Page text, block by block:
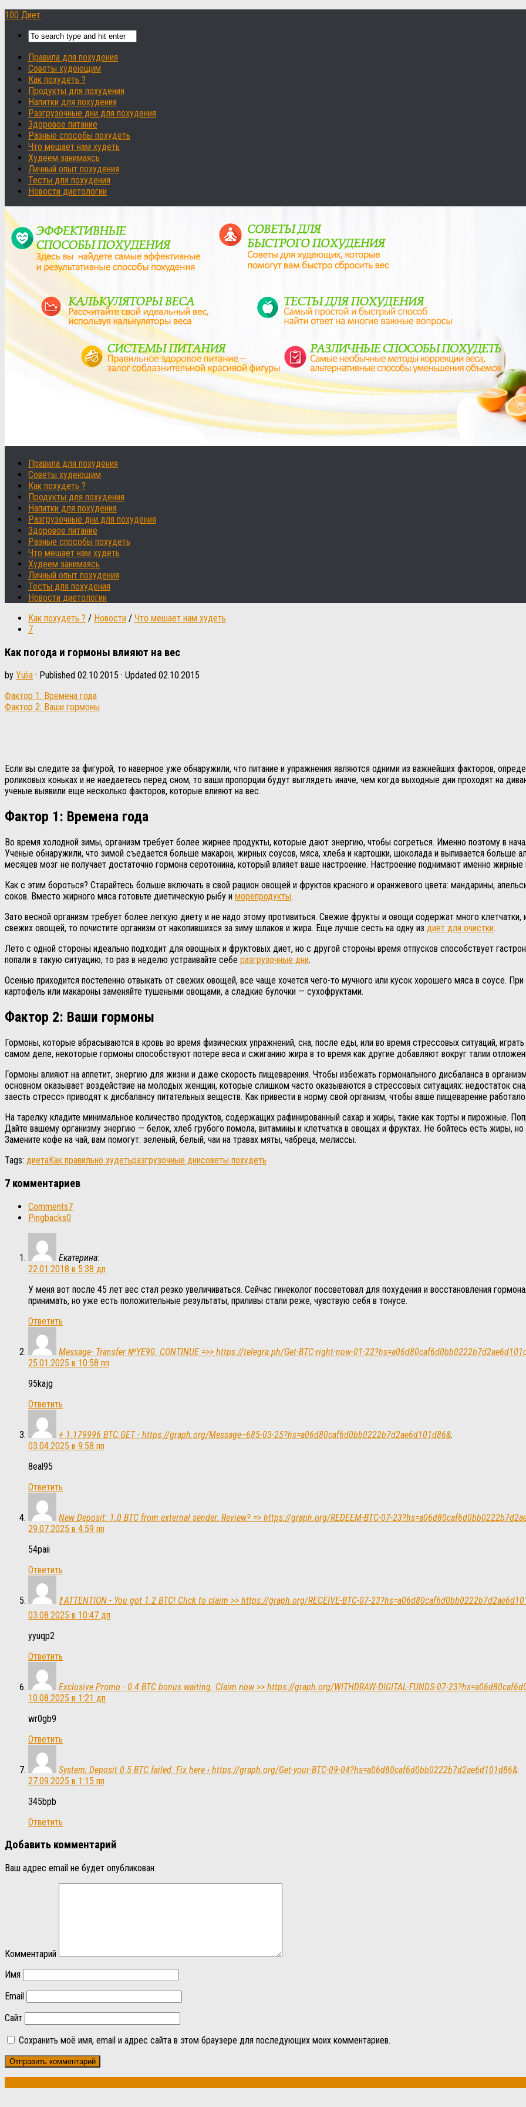
100 Диет
Правила для похудения
Советы худеющим
Как похудеть ?
Продукты для похудения
Напитки для похудения
Разгрузочные дни для похудения
Здоровое питание
Разные способы похудеть
Что мешает нам худеть
Худеем занимаясь
Личный опыт похудения
Тесты для похудения
Новости диетологии
Правила для похудения
Советы худеющим
Как похудеть ?
Продукты для похудения
Напитки для похудения
Разгрузочные дни для похудения
Здоровое питание
Разные способы похудеть
Что мешает нам худеть
Худеем занимаясь
Личный опыт похудения
Тесты для похудения
Новости диетологии
Как похудеть ? / Новости / Что мешает нам худеть
7
Как погода и гормоны влияют на вес
by Yulia · Published 02.10.2015 · Updated 02.10.2015
Фактор 1: Времена года
Фактор 2: Ваши гормоны
Если вы следите за фигурой, то наверное уже обнаружили, что питание и упражнения являются одними из важнейших факторов,
роликовых коньках и не наедаетесь перед сном, то ваши пропорции будут выглядеть иначе, чем когда выходные дни проходят на
ученые выявили еще несколько факторов, которые влияют на вес.
Фактор 1: Времена года
Во время холодной зимы, организм требует более жирнее продукты, которые дают энергию, чтобы согреться. Именно поэтому в
Ученые обнаружили, что зимой съедается больше макарон, жирных соусов, мяса, хлеба и картошки, шоколада и выпивается больше
месяцев мозг не получает достаточно гормона серотонина, который влияет ваше настроение. Настроение поднимают именно жирные
Как с этим бороться? Старайтесь больше включать в свой рацион овощей и фруктов красного и оранжевого цвета: мандарины,
соков. Вместо жирного мяса готовьте диетическую рыбу и морепродукты.
Зато весной организм требует более легкую диету и не надо этому противиться. Свежие фрукты и овощи содержат много
свежих овощей, то почистите организм от накопившихся за зиму шлаков и жира. Еще лучше сесть на одну из диет для очистки.
Лето с одной стороны идеально подходит для овощных и фруктовых диет, но с другой стороны время отпусков способствует
попали в такую ситуацию, то раз в неделю устраивайте себе разгрузочные дни.
Осенью приходится постепенно отвыкать от свежих овощей, все чаще хочется чего-то мучного или кусок хорошего мяса в соусе.
картофель или макароны заменяйте тушеными овощами, а сладкие булочки — сухофруктами.
Фактор 2: Ваши гормоны
Гормоны, которые вбрасываются в кровь во время физических упражнений, сна, после еды, или во время стрессовых ситуаций,
самом деле, некоторые гормоны способствуют потере веса и сжиганию жира в то время как другие добавляют вокруг талии
Гормоны влияют на аппетит, энергию для жизни и даже скорость пищеварения. Чтобы избежать гормонального дисбаланса в
основном оказывает воздействие на молодых женщин, которые слишком часто оказываются в стрессовых ситуациях: недостаток
заесть стресс» приводят к дисбалансу питательных веществ. Как привести в норму свой организм, чтобы ваше пищеварение работало
На тарелку кладите минимальное количество продуктов, содержащих рафинированный сахар и жиры, такие как торты и пирожные.
Дайте вашему организму энергию — белок, хлеб грубого помола, витамины и клетчатка в овощах и фруктах. Не бойтесь есть жиры,
Замените кофе на чай, вам помогут: зеленый, белый, чаи на травах мяты, чабреца, мелиссы.
Tags: диетаКак правильно худетьразгрузочные днисоветы похудеть
7 комментариев
Comments7
Pingbacks0
Екатерина:
22.01.2018 в 5:38 дп
У меня вот после 45 лет вес стал резко увеличиваться. Сейчас гинеколог посоветовал для похудения и восстановления
принимать, но уже есть положительные результаты, приливы стали реже, чувствую себя в тонусе.
Ответить
Message- Transfer №YE90. CONTINUE =>> https://telegra.ph/Get-BTC-right-now-01-
25.01.2025 в 10:58 пп
95kajg
Ответить
+ 1.179996 BTC.GET - https://graph.org/Message--685-03-25?hs=a06d80caf6d0bb0222b7d2ae6d101d86&:
03.04.2025 в 9:58 пп
8eal95
Ответить
New Deposit: 1.0 BTC from external sender. Review? => https://graph.org/REDEEM-BTC-07-
29.07.2025 в 4:59 пп
54paii
Ответить
❗ ATTENTION - You got 1.2 BTC! Click to claim >> https://graph.org/RECEIVE-BTC-07-
03.08.2025 в 10:47 дп
yyuqp2
Ответить
Exclusive Promo - 0.4 BTC bonus waiting. Claim now >> https://graph.org/WITHDRAW-DIGITAL-FUNDS-07-
10.08.2025 в 1:21 дп
wr0gb9
Ответить
System; Deposit 0.5 BTC failed. Fix here › https://graph.org/Get-your-BTC-09-04?hs=a06d80caf6d0bb0222b7d2ae6d101d86&:
27.09.2025 в 1:15 пп
345bpb
Ответить
Добавить комментарий
Ваш адрес email не будет опубликован.
Комментарий
Имя
Email
Сайт
Сохранить моё имя, email и адрес сайта в этом браузере для последующих моих комментариев.